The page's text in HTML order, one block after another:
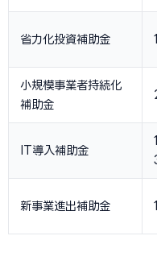
省力化投資補助金
小規模事業者持続化
補助金
IT導入補助金
新事業進出補助金